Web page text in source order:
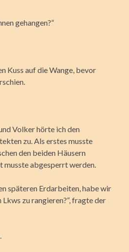
gehangen?“
Kuss auf die Wange, bevor
Volker hörte ich den
zu. Als erstes musste
den beiden Häusern
musste abgesperrt werden.
späteren Erdarbeiten, habe wir
zu rangieren?“, fragte der